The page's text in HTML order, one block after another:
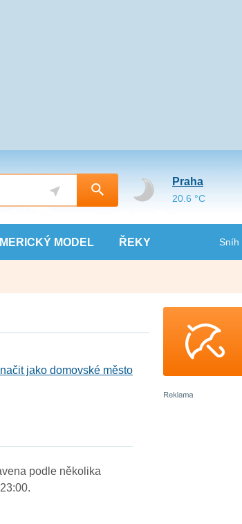
MODEL ŘEKY Sníh
Praha
20.6 °C
jako domovské město
podle několika